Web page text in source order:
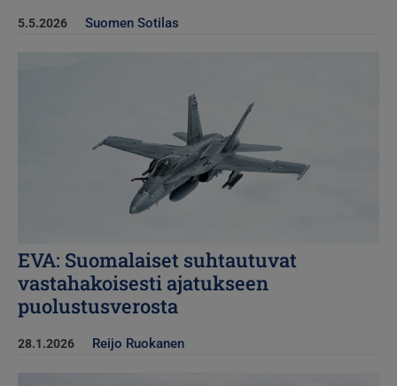
5.5.2026 Suomen Sotilas
EVA: Suomalaiset suhtautuvat
vastahakoisesti ajatukseen
puolustusverosta
28.1.2026 Reijo Ruokanen